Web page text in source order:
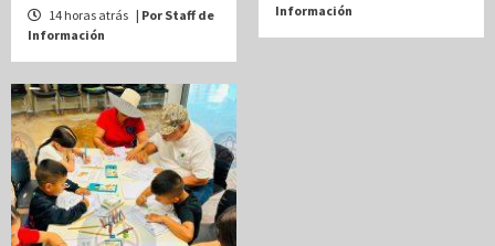
14 horas atrás | Por Staff de
Información
Información